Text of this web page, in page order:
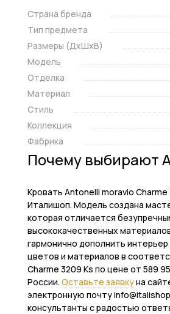
Страна бренда
Тип предмета
Размеры (ДxШxВ)
Модель
Отделка
Материал
Стиль
Коллекция
Фабрика
Почему выбирают
Кровать Antonelli moravio
Италишоп. Модель создана
которая отличается
высококачественных
гармонично дополнить
цветов и материалов в
Charme 3209 Ks по цене от 589
России. Оставьте заявкуна
электронную почту
консультанты с радостью